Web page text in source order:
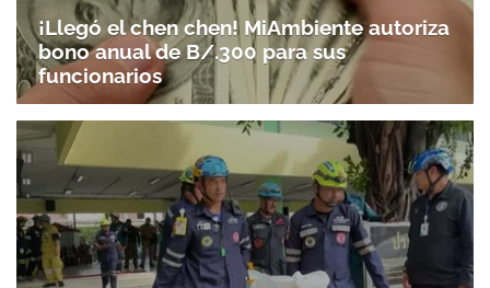
¡Llegó el chen chen! MiAmbiente autoriza
bono anual de B/.300 para sus
funcionarios